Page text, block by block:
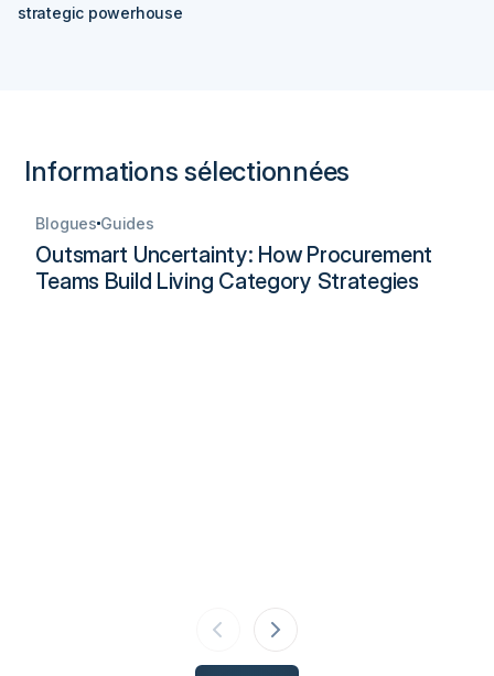
strategic powerhouse
Informations sélectionnées
Blogues Guides
Outsmart Uncertainty: How Procurement
Teams Build Living Category Strategies